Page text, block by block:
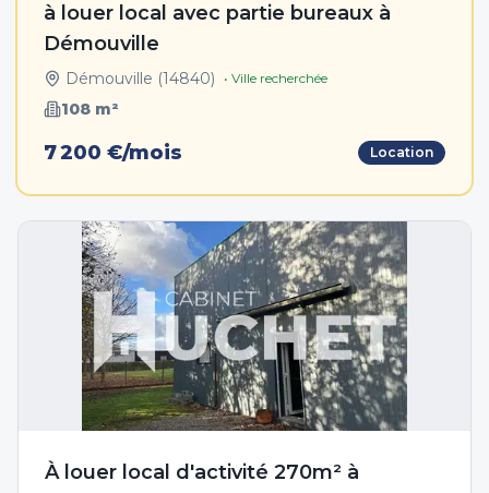
à louer local avec partie bureaux à
Démouville
Démouville (14840) • Ville recherchée
108 m²
7 200 €/mois Location
À louer local d'activité 270m² à